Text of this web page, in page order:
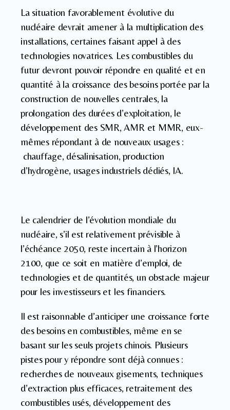
La situation favorablement évolutive du
nucléaire devrait amener à la multiplication des
installations, certaines faisant appel à des
technologies novatrices. Les combustibles du
futur devront pouvoir répondre en qualité et en
quantité à la croissance des besoins portée par la
construction de nouvelles centrales, la
prolongation des durées d’exploitation, le
développement des SMR, AMR et MMR, eux-
mêmes répondant à de nouveaux usages :
chauffage, désalinisation, production
d’hydrogène, usages industriels dédiés, IA.
Le calendrier de l’évolution mondiale du
nucléaire, s’il est relativement prévisible à
l’échéance 2050, reste incertain à l’horizon
2100, que ce soit en matière d’emploi, de
technologies et de quantités, un obstacle majeur
pour les investisseurs et les financiers.
Il est raisonnable d’anticiper une croissance forte
des besoins en combustibles, même en se
basant sur les seuls projets chinois. Plusieurs
pistes pour y répondre sont déjà connues :
recherches de nouveaux gisements, techniques
d’extraction plus efficaces, retraitement des
combustibles usés, développement des